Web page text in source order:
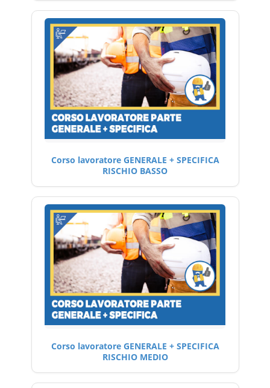
Corso lavoratore GENERALE + SPECIFICA
RISCHIO BASSO
Corso lavoratore GENERALE + SPECIFICA
RISCHIO MEDIO